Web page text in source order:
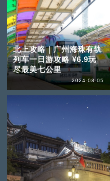
北上攻略｜广州海珠有轨
列车一日游攻略 ¥6.9玩
尽最美七公里
2024-08-05